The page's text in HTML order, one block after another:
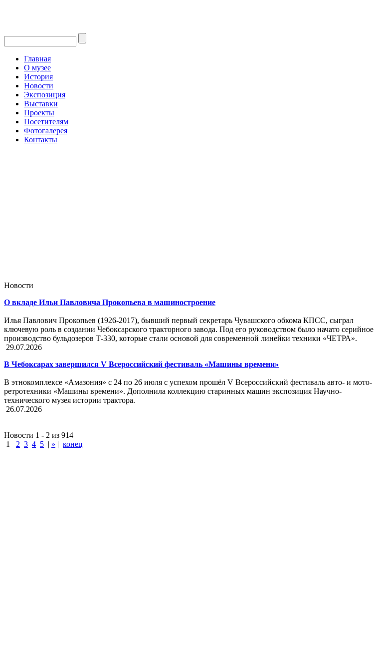
Главная
О музее
История
Новости
Экспозиция
Выставки
Проекты
Посетителям
Фотогалерея
Контакты
Новости
О вкладе Ильи Павловича Прокопьева в машиностроение
Илья Павлович Прокопьев (1926-2017), бывший первый секретарь Чувашского обкома КПСС, сыграл
ключевую роль в создании Чебоксарского тракторного завода. Под его руководством было начато серийное
производство бульдозеров Т-330, которые стали основой для современной линейки техники «ЧЕТРА».
29.07.2026
В Чебоксарах завершился V Всероссийский фестиваль «Машины времени»
В этнокомплексе «Амазония» с 24 по 26 июля с успехом прошёл V Всероссийский фестиваль авто- и мото-
ретротехники «Машины времени». Дополнила коллекцию старинных машин экспозиция Научно-
технического музея истории трактора.
26.07.2026
Новости 1 - 2 из 914
1
2 3 4 5 | » | конец